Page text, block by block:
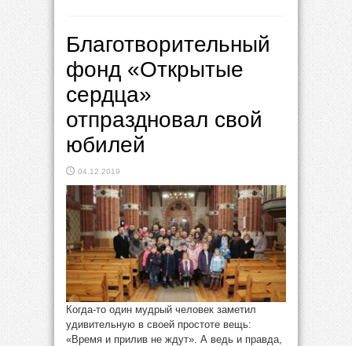
Благотворительный
фонд «Открытые
сердца»
отпраздновал свой
юбилей
04.12.2019
Когда-то один мудрый человек заметил
удивительную в своей простоте вещь:
«Время и прилив не ждут». А ведь и правда,